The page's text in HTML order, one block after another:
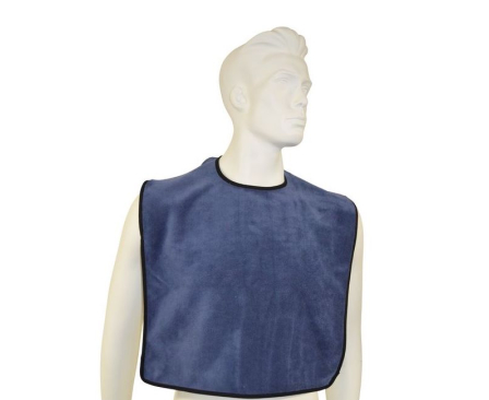
Payez en 3 ou 4 fois SANS FRAIS à partir de 100
Expédition sous 24 à 48 heures ouvrées*